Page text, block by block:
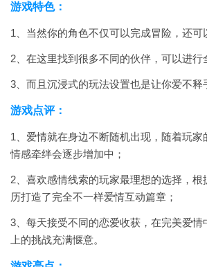
游戏特色：
1、当然你的角色不仅可以完成冒险，还可
2、在这里找到很多不同的伙伴，可以进行
3、而且沉浸式的玩法设置也是让你爱不释
游戏点评：
1、爱情就在身边不断随机出现，随着玩家
情感牵绊会逐步增加中；
2、喜欢感情线索的玩家最理想的选择，
历打造了完全不一样爱情互动篇章；
3、每天接受不同的恋爱收获，在完美爱情
上的挑战充满惬意。